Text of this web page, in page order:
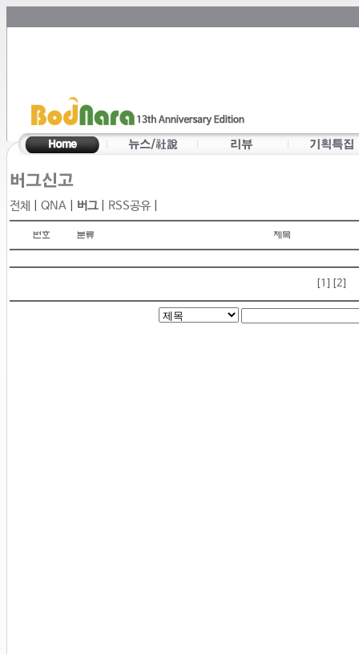
전체 QNA 버그| RSS공유
[1] [2]